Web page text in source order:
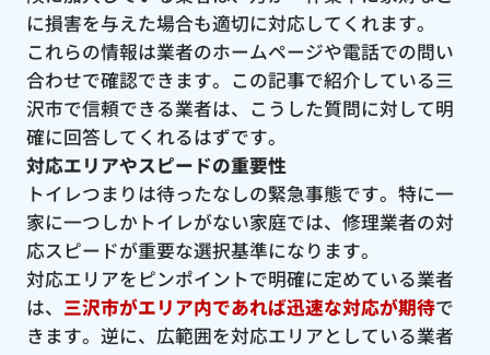
に損害を与えた場合も適切に対応してくれます。
これらの情報は業者のホームページや電話での問い
合わせで確認できます。この記事で紹介している三
沢市で信頼できる業者は、こうした質問に対して明
確に回答してくれるはずです。
対応エリアやスピードの重要性
トイレつまりは待ったなしの緊急事態です。特に一
家に一つしかトイレがない家庭では、修理業者の対
応スピードが重要な選択基準になります。
対応エリアをピンポイントで明確に定めている業者
は、 三沢市がエリア内であれば迅速な対応が期待で
きます。逆に、広範囲を対応エリアとしている業者